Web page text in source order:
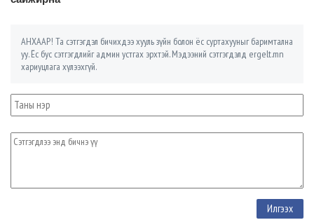
АНХААР! Та сэтгэгдэл бичихдээ хууль зүйн болон ёс суртахууныг баримтална
уу. Ёс бус сэтгэгдлийг админ устгах эрхтэй. Мэдээний сэтгэгдэлд ergelt.mn
хариуцлага хүлээхгүй.